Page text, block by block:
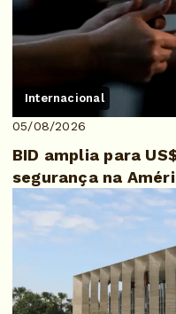
Internacional
05/08/2026
BID amplia para
segurança na